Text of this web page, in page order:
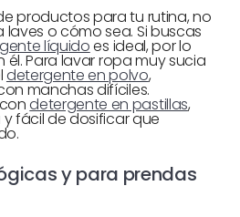
productos para tu rutina, no
o cómo sea. Si buscas
líquidoes ideal, por lo
Para lavar ropa muy sucia
detergente en polvo,
manchas difíciles.
detergente en pastillas,
fácil de dosificar que
y para prendas